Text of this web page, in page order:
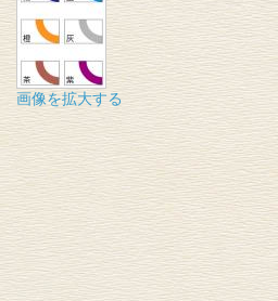
画像を拡大する